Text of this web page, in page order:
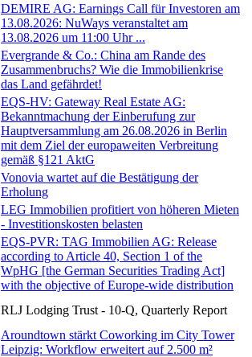
DEMIRE AG: Earnings Call für Investoren am
13.08.2026: NuWays veranstaltet am
13.08.2026 um 11:00 Uhr ...
Evergrande & Co.: China am Rande des
Zusammenbruchs? Wie die Immobilienkrise
das Land gefährdet!
EQS-HV: Gateway Real Estate AG:
Bekanntmachung der Einberufung zur
Hauptversammlung am 26.08.2026 in Berlin
mit dem Ziel der europaweiten Verbreitung
gemäß §121 AktG
Vonovia wartet auf die Bestätigung der
Erholung
LEG Immobilien profitiert von höheren Mieten
- Investitionskosten belasten
EQS-PVR: TAG Immobilien AG: Release
according to Article 40, Section 1 of the
WpHG [the German Securities Trading Act]
with the objective of Europe-wide distribution
RLJ Lodging Trust - 10-Q, Quarterly Report
Aroundtown stärkt Coworking im City Tower
Leipzig: Workflow erweitert auf 2.500 m²